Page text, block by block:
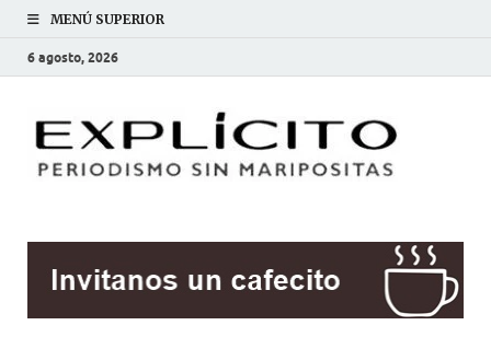
MENÚ SUPERIOR
6 agosto, 2026